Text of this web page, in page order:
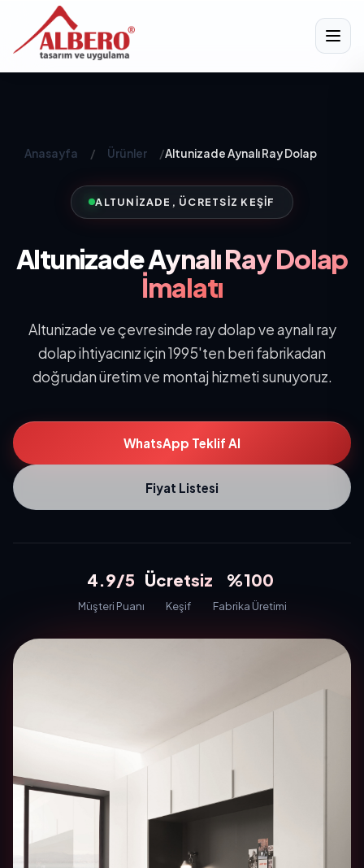
Anasayfa / Ürünler /Altunizade Aynalı Ray Dolap
ALTUNIZADE, ÜCRETSIZ KEŞIF
AltunizadeAynalı Ray Dolap
İmalatı
Altunizade ve çevresinde ray dolap ve aynalı ray
dolap ihtiyacınız için 1995'ten beri fabrikadan
doğrudan üretim ve montaj hizmeti sunuyoruz.
WhatsApp Teklif Al
Fiyat Listesi
4.9/5
Müşteri Puanı
Ücretsiz
Keşif
%100
Fabrika Üretimi